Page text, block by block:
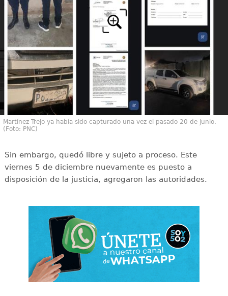
Martínez Trejo ya había sido capturado una vez el pasado 20 de junio.
(Foto: PNC)
Sin embargo, quedó libre y sujeto a proceso. Este
viernes 5 de diciembre nuevamente es puesto a
disposición de la justicia, agregaron las autoridades.